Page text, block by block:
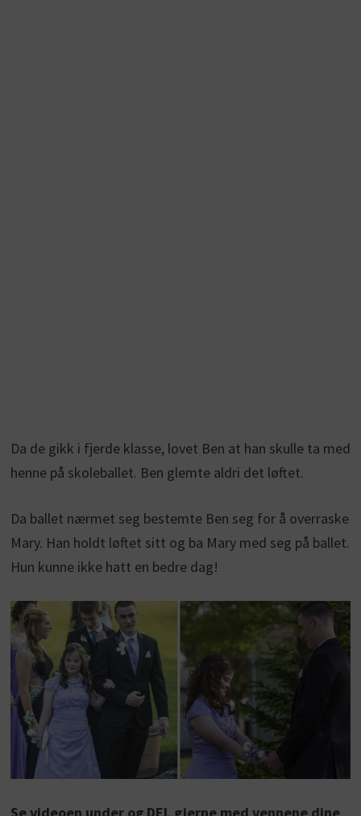
Da de gikk i fjerde klasse, lovet Ben at han skulle ta med
henne på skoleballet. Ben glemte aldri det løftet.
Da ballet nærmet seg bestemte Ben seg for å overraske
Mary. Han holdt løftet sitt og ba Mary med seg på ballet.
Hun kunne ikke hatt en bedre dag!